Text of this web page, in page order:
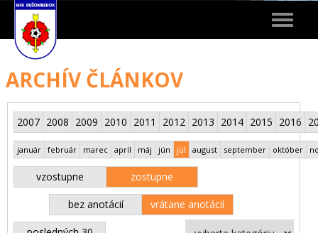
Toggle
ARCHÍV ČLÁNKOV
2007 2008 2009 2010 2011 2012 2013 2014 2015 2016
január február marec apríl máj jún júl august september október
vzostupne zostupne
bez anotácií vrátane anotácií